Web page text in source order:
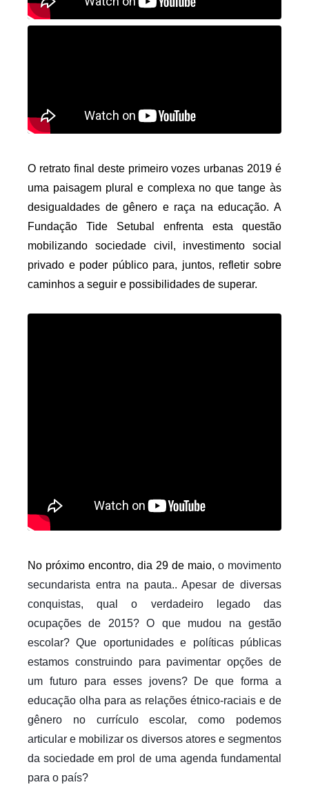
O retrato final deste primeiro vozes urbanas 2019 é
uma paisagem plural e complexa no que tange às
desigualdades de gênero e raça na educação. A
Fundação Tide Setubal enfrenta esta questão
mobilizando sociedade civil, investimento social
privado e poder público para, juntos, refletir sobre
caminhos a seguir e possibilidades de superar.
No próximo encontro, dia 29 de maio, o movimento
secundarista entra na pauta.. Apesar de diversas
conquistas, qual o verdadeiro legado das
ocupações de 2015? O que mudou na gestão
escolar? Que oportunidades e políticas públicas
estamos construindo para pavimentar opções de
um futuro para esses jovens? De que forma a
educação olha para as relações étnico-raciais e de
gênero no currículo escolar, como podemos
articular e mobilizar os diversos atores e segmentos
da sociedade em prol de uma agenda fundamental
para o país?